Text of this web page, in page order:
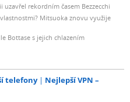
rekordním časem Bezzecchi
Mitsuoka znovu využije
Bottase s jejich chlazením
telefony
Nejlepší VPN –